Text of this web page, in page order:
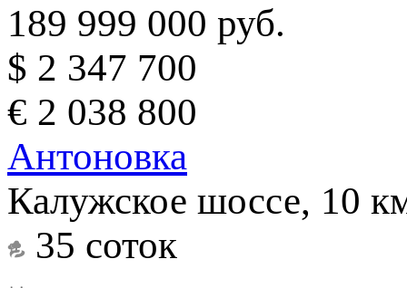
189 999 000 руб.
$ 2 347 700
€ 2 038 800
Антоновка
Калужское шоссе, 10
35 соток